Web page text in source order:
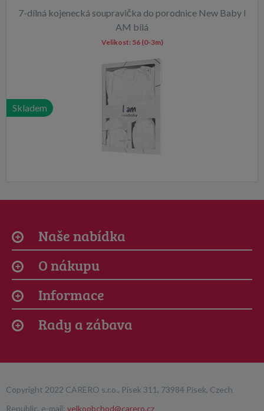
7-dílná kojenecká soupravička do porodnice New Baby I
AM bílá
Skladem
Velikost: 56 (0-3m)
Naše nabídka
O nákupu
Informace
Rady a zábava
Copyright 2022 CARERO s.r.o., Písek 311, 73984 Písek, Czech
Republic, e-mail: velkoobchod@carero.cz